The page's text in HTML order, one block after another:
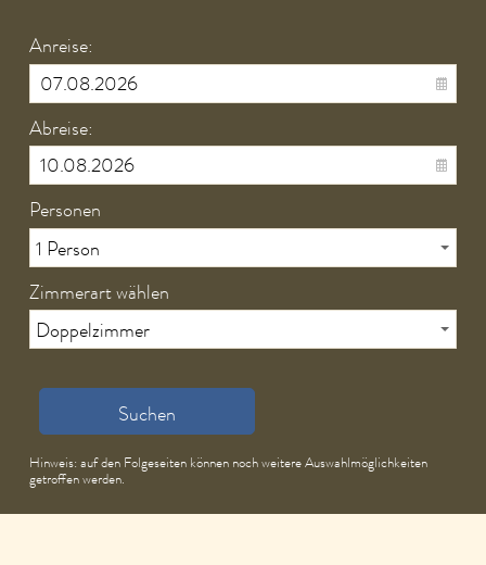
Anreise:
Abreise:
Personen
Zimmerart wählen
Suchen
Hinweis: auf den Folgeseiten können noch weitere Auswahlmöglichkeiten
getroffen werden.